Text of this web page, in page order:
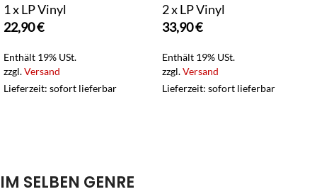
1 x LP Vinyl
22,90€
Enthält 19% USt.
zzgl.Versand
Lieferzeit: sofort lieferbar
2 x LP Vinyl
33,90€
Enthält 19% USt.
zzgl.Versand
Lieferzeit: sofort lieferbar
IM SELBEN GENRE